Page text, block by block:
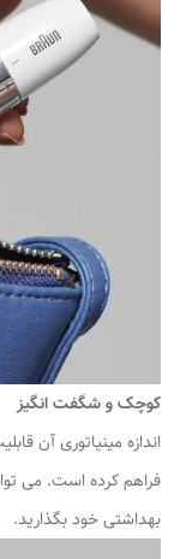
کوچک و شگفت انگیز
اندازه مینیاتوری آن
فراهم کرده است. می
بهداشتی خود بگذارید.